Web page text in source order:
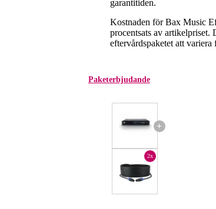
garantitiden.
Kostnaden för Bax Music
procentsats av artikelpriset.
eftervårdspaketet att
Paketerbjudande
+
2x